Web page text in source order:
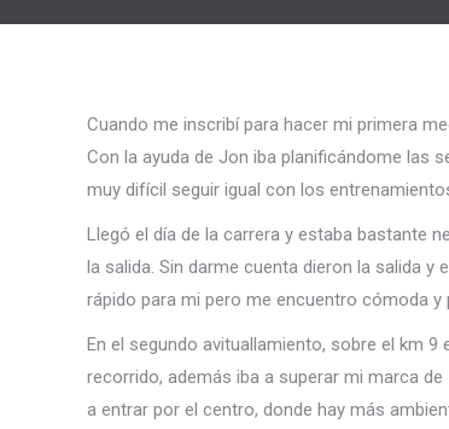
Cuando me inscribí para hacer mi primera
Con la ayuda de Jon iba planificándome las
muy difícil seguir igual con los
Llegó el día de la carrera y estaba bastante
la salida. Sin darme cuenta dieron la salida
rápido para mi pero me encuentro cómoda
En el segundo avituallamiento, sobre el km
recorrido, además iba a superar mi marca
a entrar por el centro, donde hay más